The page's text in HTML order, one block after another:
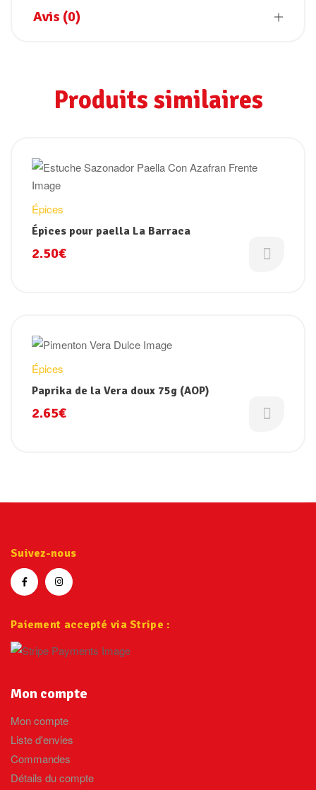
Avis (0)
Produits similaires
Épices
Épices pour paella La Barraca
2.50€
Épices
Paprika de la Vera doux 75g (AOP)
2.65€
Mon compte
Mon compte
Liste d'envies
Commandes
Détails du compte
Suivez-nous
Paiement accepté via Stripe :